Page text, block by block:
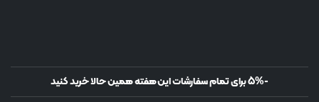
-5% برای تمام سفارشات این هفته همین حالا خرید کنید